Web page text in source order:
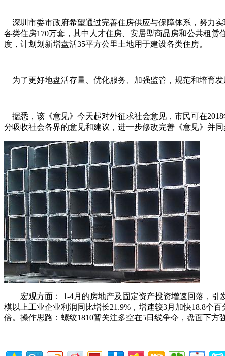
深圳市委市政府希望通过完善住房供应与保障体系，努力
各类住房170万套，其中人才住房、安居型商品房和公共租
度，计划划新增盘活35平方公里土地用于建设各类住房。
为了更好地盘活存量、优化服务、加强监管，规范和培育
据悉，该《意见》今天起对外征求社会意见，市民可在
分吸收社会各界的意见和建议，进一步修改完善《意见》并
宏观方面： 1-4月的房地产及固定资产投资增速回落，引
模以上工业企业利润同比增长21.9%，增速较3月加快18.8个
倍。操作思路：螺纹1810暂关注多空在5日线争夺，盘面下